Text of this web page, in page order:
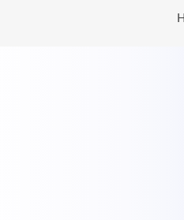
Lorem ipsum dolor sit amet,